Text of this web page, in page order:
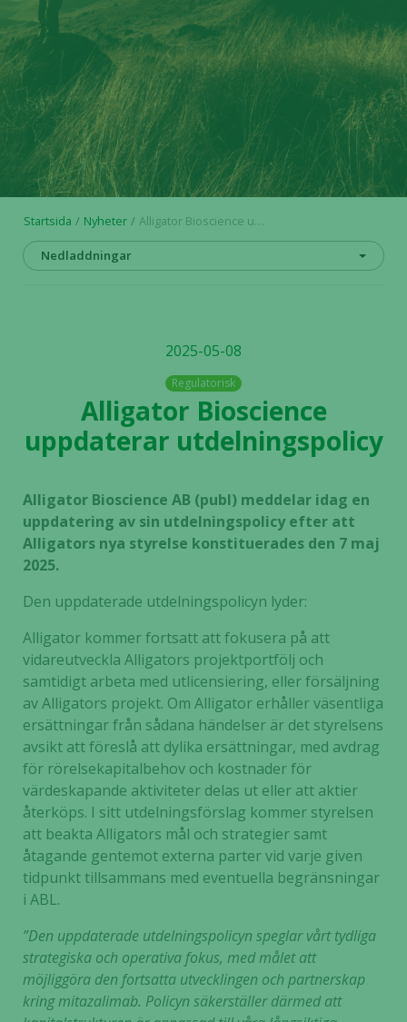
Startsida Nyheter Alligator Bioscience uppdaterar utdelningspolicy
Nedladdningar
2025-05-08
Regulatorisk
Alligator Bioscience
uppdaterar utdelningspolicy
Alligator Bioscience AB (publ) meddelar idag en
uppdatering av sin utdelningspolicy efter att
Alligators nya styrelse konstituerades den 7 maj
2025.
Den uppdaterade utdelningspolicyn lyder:
Alligator kommer fortsatt att fokusera på att
vidareutveckla Alligators projektportfölj och
samtidigt arbeta med utlicensiering, eller försäljning
av Alligators projekt. Om Alligator erhåller väsentliga
ersättningar från sådana händelser är det styrelsens
avsikt att föreslå att dylika ersättningar, med avdrag
för rörelsekapitalbehov och kostnader för
värdeskapande aktiviteter delas ut eller att aktier
återköps. I sitt utdelningsförslag kommer styrelsen
att beakta Alligators mål och strategier samt
åtagande gentemot externa parter vid varje given
tidpunkt tillsammans med eventuella begränsningar
i ABL.
”Den uppdaterade utdelningspolicyn speglar vårt tydliga
strategiska och operativa fokus, med målet att
möjliggöra den fortsatta utvecklingen och partnerskap
kring mitazalimab. Policyn säkerställer därmed att